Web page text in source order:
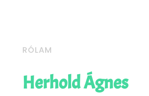
RÓLAM
Herhold Ágnes